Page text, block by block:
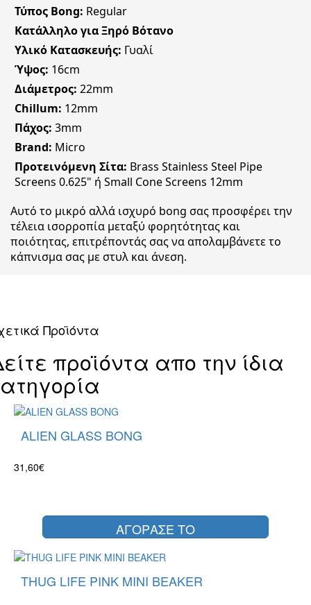
Τύπος Bong: Regular
Κατάλληλο για Ξηρό Βότανο
Υλικό Κατασκευής: Γυαλί
Ύψος: 16cm
Διάμετρος: 22mm
Chillum: 12mm
Πάχος: 3mm
Brand: Micro
Προτεινόμενη Σίτα: Brass Stainless Steel Pipe
Screens 0.625" ή Small Cone Screens 12mm
Αυτό το μικρό αλλά ισχυρό bong σας προσφέρει την
τέλεια ισορροπία μεταξύ φορητότητας και
ποιότητας, επιτρέποντάς σας να απολαμβάνετε το
κάπνισμα σας με στυλ και άνεση.
Προϊόντα
προϊόντα απο την ίδια
ALIEN GLASS BONG
31,60€
ΑΓΟΡΑΣΕ ΤΟ
THUG LIFE PINK MINI BEAKER